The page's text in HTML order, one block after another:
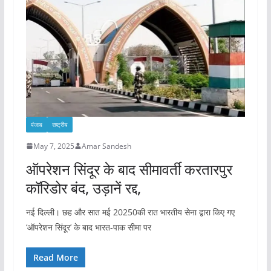
पंजाब राष्ट्रीय
May 7, 2025 Amar Sandesh
ऑपरेशन सिंदूर के बाद सीमावर्ती करतारपुर
कॉरिडोर बंद, उड़ानें रद्द,
नई दिल्ली। छह और सात मई 20250की रात भारतीय सेना द्वारा किए गए
‘ऑपरेशन सिंदूर’ के बाद भारत-पाक सीमा पर
Read More